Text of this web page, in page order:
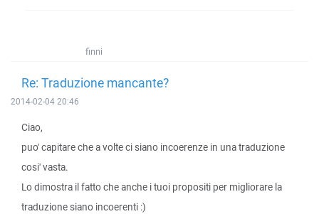
finni
Re: Traduzione mancante?
2014-02-04 20:46
Ciao,
puo' capitare che a volte ci siano incoerenze in una traduzione
cosi' vasta.
Lo dimostra il fatto che anche i tuoi propositi per migliorare la
traduzione siano incoerenti :)